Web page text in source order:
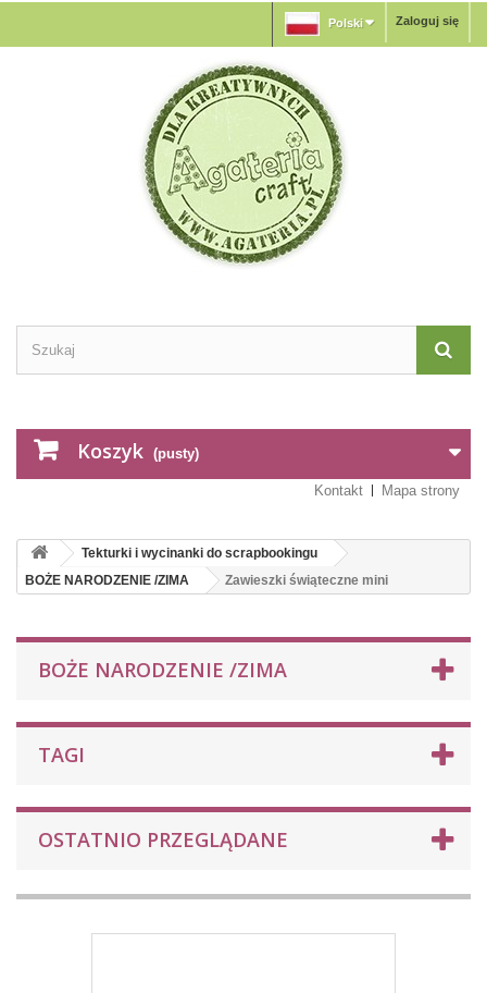
Zaloguj się
Polski
Koszyk (pusty)
Kontakt Mapa strony
Tekturki i wycinanki do scrapbookingu
BOŻE NARODZENIE /ZIMA
Zawieszki świąteczne mini
BOŻE NARODZENIE /ZIMA
TAGI
OSTATNIO PRZEGLĄDANE